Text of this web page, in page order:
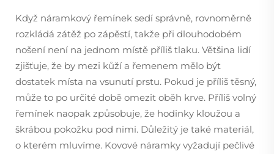
Když náramkový řemínek sedí správně, rovnoměrně
rozkládá zátěž po zápěstí, takže při dlouhodobém
nošení není na jednom místě příliš tlaku. Většina lidí
zjišťuje, že by mezi kůží a řemenem mělo být
dostatek místa na vsunutí prstu. Pokud je příliš těsný,
může to po určité době omezit oběh krve. Příliš volný
řemínek naopak způsobuje, že hodinky kloužou a
škrábou pokožku pod nimi. Důležitý je také materiál,
o kterém mluvíme. Kovové náramky vyžadují pečlivé